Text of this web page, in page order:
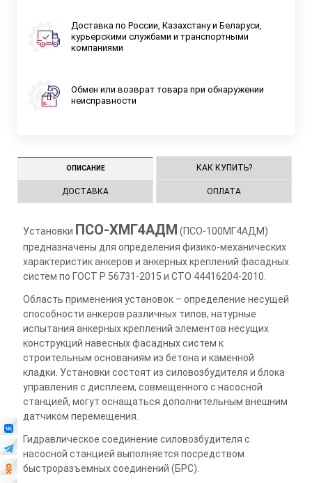
Доставка по России, Казахстану и Беларуси,
курьерскими службами и транспортными
компаниями
Обмен или возврат товара при обнаружении
неисправности
ОПИСАНИЕ КАК КУПИТЬ?
ДОСТАВКА ОПЛАТА
Установки ПСО-ХМГ4АДМ (ПСО-100МГ4АДМ)
предназначены для определения физико-механических
характеристик анкеров и анкерных креплений фасадных
систем по ГОСТ Р 56731-2015 и СТО 44416204-2010.
Область применения установок – определение несущей
способности анкеров различных типов, натурные
испытания анкерных креплений элементов несущих
конструкций навесных фасадных систем к
строительным основаниям из бетона и каменной
кладки. Установки состоят из силовозбудителя и блока
управления с дисплеем, совмещенного с насосной
станцией, могут оснащаться дополнительным внешним
датчиком перемещения.
Гидравлическое соединение силовозбудителя с
насосной станцией выполняется посредством
быстроразъемных соединений (БРС).